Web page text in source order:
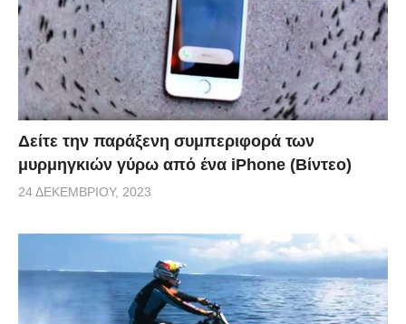
Δείτε την παράξενη συμπεριφορά των
μυρμηγκιών γύρω από ένα iPhone (Βίντεο)
24 ΔΕΚΕΜΒΡΊΟΥ, 2023